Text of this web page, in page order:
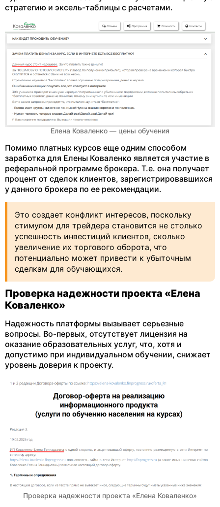
стратегию и эксель-таблицы с расчетами.
Елена Коваленко — цены обучения
Помимо платных курсов еще одним способом
заработка для Елены Коваленко является участие в
реферальной программе брокера. Т.е. она получает
процент от сделок клиентов, зарегистрировавшихся
у данного брокера по ее рекомендации.
Это создает конфликт интересов, поскольку
стимулом для трейдера становится не столько
успешность инвестиций клиентов, сколько
увеличение их торгового оборота, что
потенциально может привести к убыточным
сделкам для обучающихся.
Проверка надежности проекта «Елена
Коваленко»
Надежность платформы вызывает серьезные
вопросы. Во-первых, отсутствует лицензия на
оказание образовательных услуг, что, хотя и
допустимо при индивидуальном обучении, снижает
уровень доверия к проекту.
Проверка надежности проекта «Елена Коваленко»